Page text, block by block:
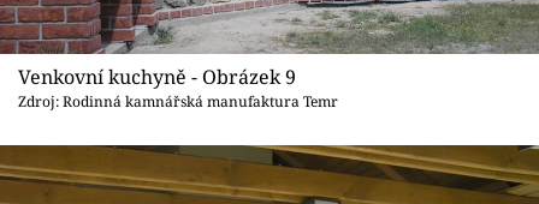
Venkovní kuchyně - Obrázek 9
Zdroj: Rodinná kamnářská manufaktura Temr